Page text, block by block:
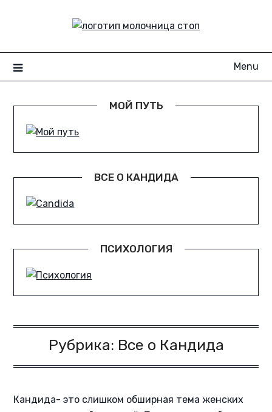
Menu
МОЙ ПУТЬ
ВСЕ О КАНДИДА
ПСИХОЛОГИЯ
Рубрика: Все о Кандида
Кандида- это слишком обширная тема женских